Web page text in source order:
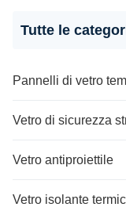
Tutte le
Pannelli di vetro
Vetro di sicurezza
Vetro antiproiettile
Vetro isolante